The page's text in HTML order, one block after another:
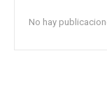
No hay